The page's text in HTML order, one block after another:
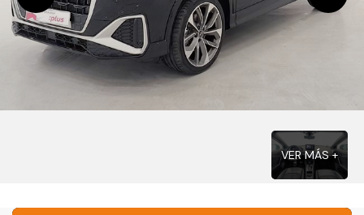
VER MÁS +